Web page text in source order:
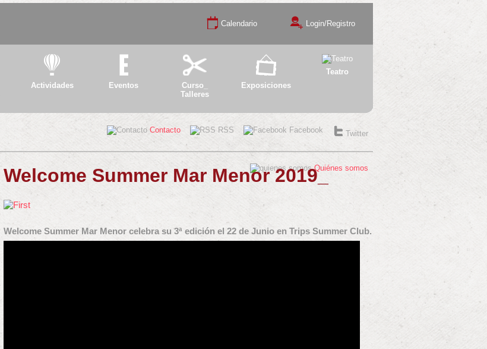
Login/Registro
Calendario
Actividades Eventos
Curso_
Talleres
Exposiciones
Teatro
Twitter
Facebook
RSS
Contacto
Quiénes somos
Welcome Summer Mar Menor 2019_
Welcome Summer Mar Menor celebra su 3ª edición el 22 de Junio en Trips Summer Club.